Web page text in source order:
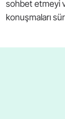
sohbet etmeyi
konuşmaları